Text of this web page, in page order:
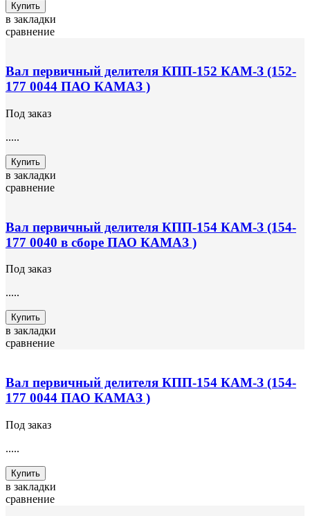
Купить
в закладки
сравнение
Вал первичный делителя КПП-152 КАМ-З (152-
177 0044 ПАО КАМАЗ )
Под заказ
.....
Купить
в закладки
сравнение
Вал первичный делителя КПП-154 КАМ-З (154-
177 0040 в сборе ПАО КАМАЗ )
Под заказ
.....
Купить
в закладки
сравнение
Вал первичный делителя КПП-154 КАМ-З (154-
177 0044 ПАО КАМАЗ )
Под заказ
.....
Купить
в закладки
сравнение